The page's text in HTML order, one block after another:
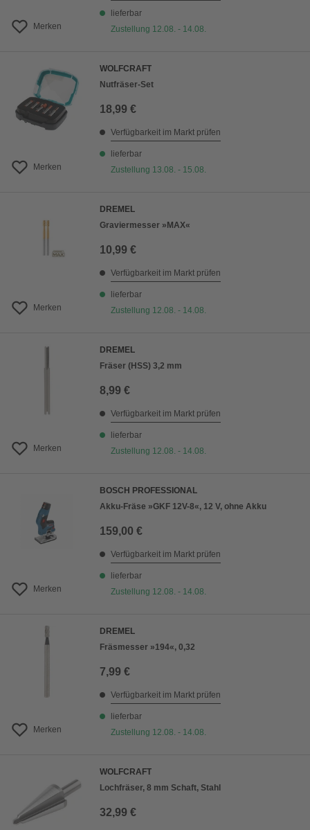
Merken
lieferbar
Zustellung 12.08. - 14.08.
Merken
WOLFCRAFT
Nutfräser-Set
18,99 €
Verfügbarkeit im Markt prüfen
lieferbar
Zustellung 13.08. - 15.08.
Merken
DREMEL
Graviermesser »MAX«
10,99 €
Verfügbarkeit im Markt prüfen
lieferbar
Zustellung 12.08. - 14.08.
Merken
DREMEL
Fräser (HSS) 3,2 mm
8,99 €
Verfügbarkeit im Markt prüfen
lieferbar
Zustellung 12.08. - 14.08.
Merken
BOSCH PROFESSIONAL
Akku-Fräse »GKF 12V-8«, 12 V, ohne Akku
159,00 €
Verfügbarkeit im Markt prüfen
lieferbar
Zustellung 12.08. - 14.08.
Merken
DREMEL
Fräsmesser »194«, 0,32
7,99 €
Verfügbarkeit im Markt prüfen
lieferbar
Zustellung 12.08. - 14.08.
WOLFCRAFT
Lochfräser, 8 mm Schaft, Stahl
32,99 €